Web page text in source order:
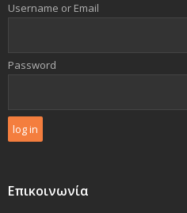
Username or Email
Password
Επικοινωνία